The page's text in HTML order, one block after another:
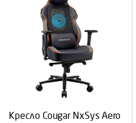
Кресло Cougar NxSys Aero
Выберите количество: